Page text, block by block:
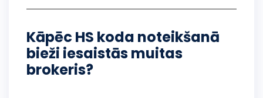
Kāpēc HS koda noteikšanā
bieži iesaistās muitas
brokeris?